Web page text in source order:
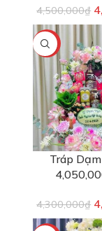
4,500,000₫
-6%
Tráp
4,300,000₫